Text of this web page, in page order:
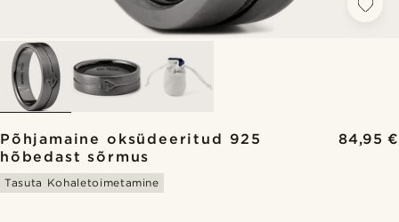
Põhjamaine oksüdeeritud 925
hõbedast sõrmus
84,95 €
Tasuta Kohaletoimetamine